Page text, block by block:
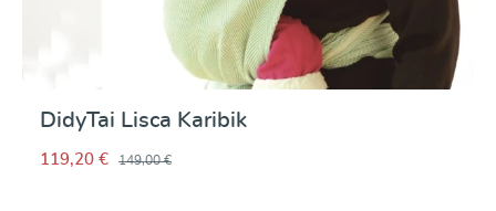
DidyTai Lisca Karibik
119,20 € 149,00 €